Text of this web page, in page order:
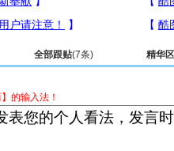
全部跟贴(7条) 精华区
的输入法！